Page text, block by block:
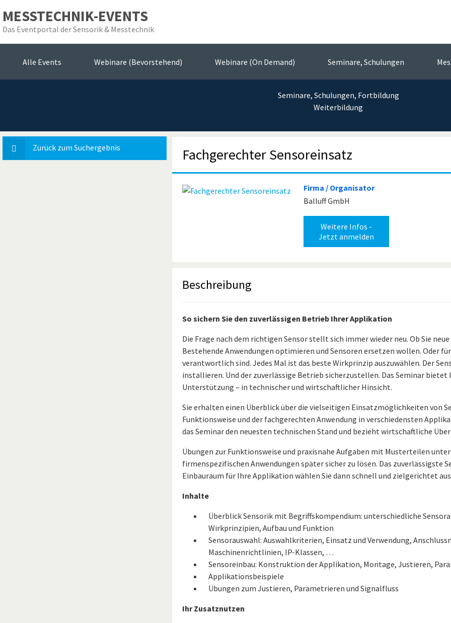
MESSTECHNIK-EVENTS
Das Eventportal der Sensorik & Messtechnik
Alle Events Webinare (Bevorstehend) Webinare (On Demand) Seminare, Schulungen
Das Event-Portal der Sensorik und
Seminare, Schulungen, Fortbildung
Weiterbildung
Fachgerechter Sensoreinsatz
Firma / Organisator
Balluff GmbH
Weitere Infos -
Jetzt anmelden
Beschreibung
So sichern Sie den zuverlässigen Betrieb Ihrer Applikation
Die Frage nach dem richtigen Sensor stellt sich immer wieder neu. Ob Sie
Bestehende Anwendungen optimieren und Sensoren ersetzen wollen. Oder
verantwortlich sind. Jedes Mal ist das beste Wirkprinzip auszuwählen. Der
installieren. Und der zuverlässige Betrieb sicherzustellen. Das Seminar
Unterstützung – in technischer und wirtschaftlicher Hinsicht.
Sie erhalten einen Überblick über die vielseitigen Einsatzmöglichkeiten von
Funktionsweise und der fachgerechten Anwendung in verschiedensten
das Seminar den neuesten technischen Stand und bezieht wirtschaftliche
Übungen zur Funktionsweise und praxisnahe Aufgaben mit Musterteilen
firmenspezifischen Anwendungen später sicher zu lösen. Das zuverlässigste
Einbauraum für Ihre Applikation wählen Sie dann schnell und zielgerichtet
Inhalte
Überblick Sensorik mit Begriffskompendium: unterschiedliche
Wirkprinzipien, Aufbau und Funktion
Sensorauswahl: Auswahlkriterien, Einsatz und Verwendung,
Maschinenrichtlinien, IP-Klassen, …
Sensoreinbau: Konstruktion der Applikation, Montage, Justieren,
Applikationsbeispiele
Übungen zum Justieren, Parametrieren und Signalfluss
Ihr Zusatznutzen
Zurück zum Suchergebnis